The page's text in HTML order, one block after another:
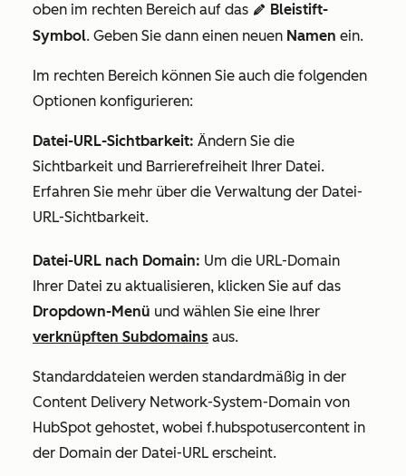
oben im rechten Bereich auf das edit Bleistift-
Symbol. Geben Sie dann einen neuen Namen ein.
Im rechten Bereich können Sie auch die folgenden
Optionen konfigurieren:
Datei-URL-Sichtbarkeit: Ändern Sie die
Sichtbarkeit und Barrierefreiheit Ihrer Datei.
Erfahren Sie mehr über die Verwaltung der Datei-
URL-Sichtbarkeit.
Datei-URL nach Domain: Um die URL-Domain
Ihrer Datei zu aktualisieren, klicken Sie auf das
Dropdown-Menü und wählen Sie eine Ihrer
verknüpften Subdomains aus.
Standarddateien werden standardmäßig in der
Content Delivery Network-System-Domain von
HubSpot gehostet, wobei f.hubspotusercontent in
der Domain der Datei-URL erscheint.